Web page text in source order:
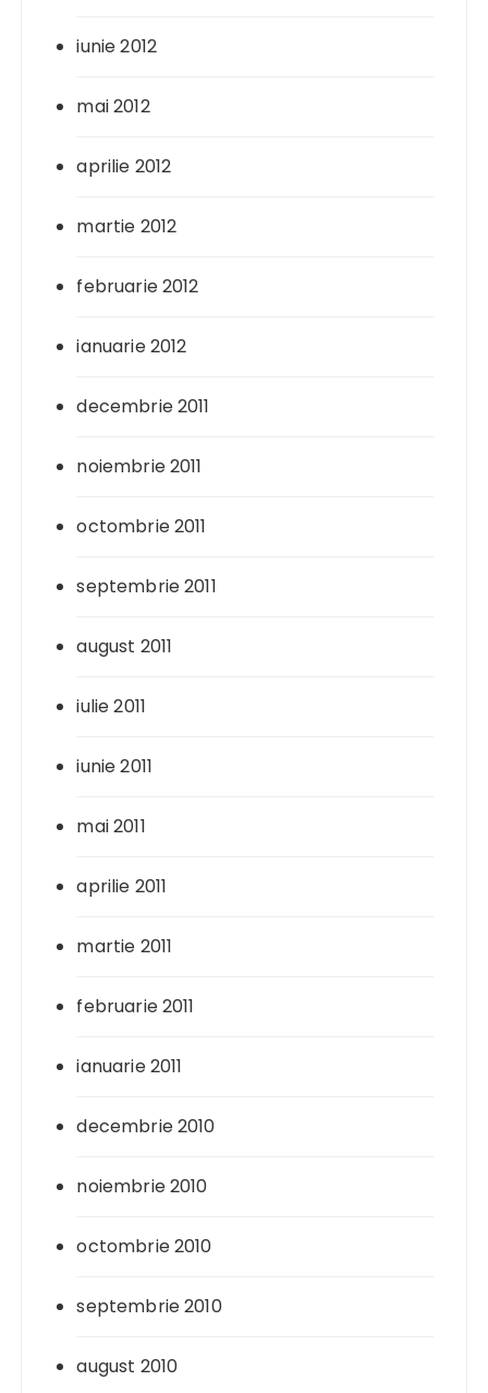
iunie 2012
mai 2012
aprilie 2012
martie 2012
februarie 2012
ianuarie 2012
decembrie 2011
noiembrie 2011
octombrie 2011
septembrie 2011
august 2011
iulie 2011
iunie 2011
mai 2011
aprilie 2011
martie 2011
februarie 2011
ianuarie 2011
decembrie 2010
noiembrie 2010
octombrie 2010
septembrie 2010
august 2010